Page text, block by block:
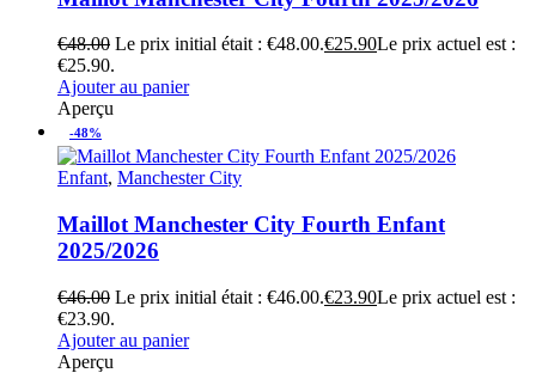
€48.00 Le prix initial était : €48.00.€25.90Le prix actuel est :
€25.90.
Ajouter au panier
Aperçu
-48%
Enfant, Manchester City
Maillot Manchester City Fourth Enfant
2025/2026
€46.00 Le prix initial était : €46.00.€23.90Le prix actuel est :
€23.90.
Ajouter au panier
Aperçu